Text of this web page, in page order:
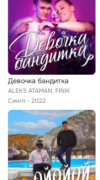
Девочка бандитка
ALEKS ATAMAN, FINIK
Сингл
2022